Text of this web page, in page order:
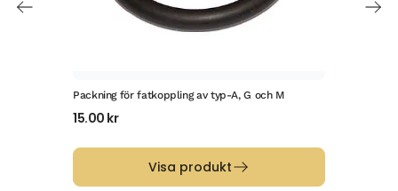
Packning för fatkoppling av typ-A, G och M
15.00 kr
Visa produkt